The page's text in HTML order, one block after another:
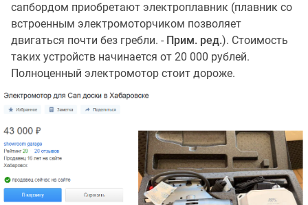
сапбордом приобретают электроплавник (плавник со
встроенным электромоторчиком позволяет
двигаться почти без гребли. - Прим. ред.). Стоимость
таких устройств начинается от 20 000 рублей.
Полноценный электромотор стоит дороже.